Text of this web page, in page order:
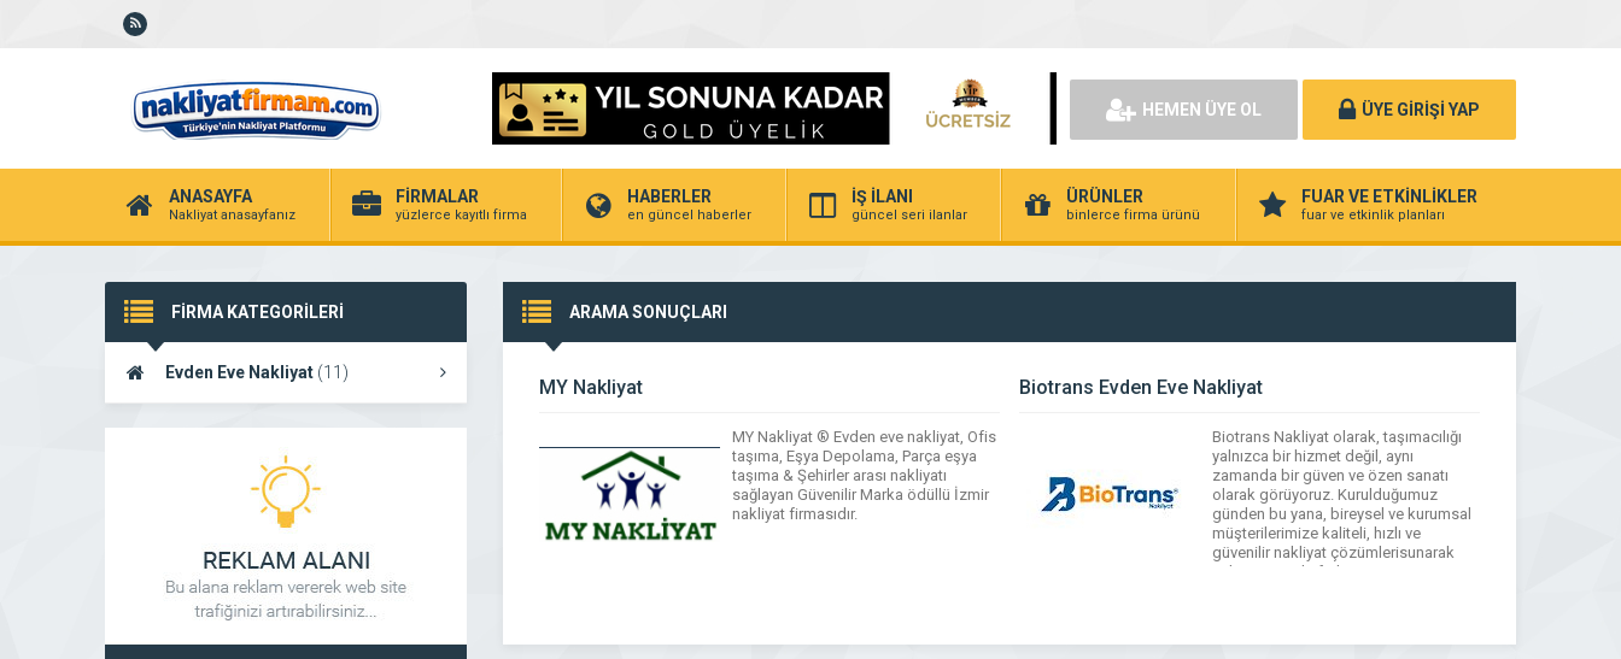
HEMEN ÜYE OL ÜYE GİRİŞİ YAP
ANASAYFA
Nakliyat anasayfanız
FİRMALAR
yüzlerce kayıtlı firma
HABERLER
en güncel haberler
İŞ İLANI
güncel seri ilanlar
ÜRÜNLER
binlerce firma ürünü
FUAR VE ETKİNLİKLER
fuar ve etkinlik planları
FİRMA KATEGORİLERİ
Evden Eve Nakliyat (11)
ARAMA SONUÇLARI
MY Nakliyat
MY Nakliyat ® Evden eve nakliyat, Ofis
taşıma, Eşya Depolama, Parça eşya
taşıma & Şehirler arası nakliyatı
sağlayan Güvenilir Marka ödüllü İzmir
nakliyat firmasıdır.
Biotrans Evden Eve Nakliyat
Biotrans Nakliyat olarak, taşımacılığı
yalnızca bir hizmet değil, aynı
zamanda bir güven ve özen sanatı
olarak görüyoruz. Kurulduğumuz
günden bu yana, bireysel ve kurumsal
müşterilerimize kaliteli, hızlı ve
güvenilir nakliyat çözümlerisunarak
sektörümüzde fark yaratıyoruz. Her
Eşyalarınızı kendi eşyamız gibi özenle